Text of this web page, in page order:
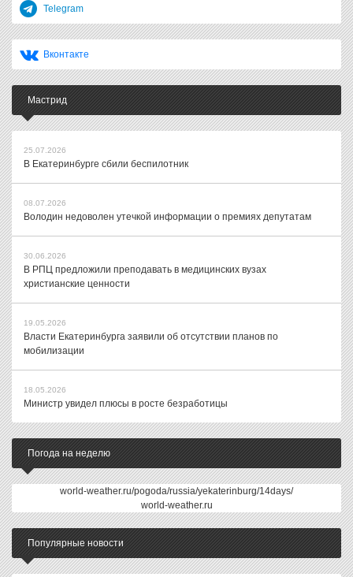
Telegram
Вконтакте
Мастрид
25.07.2026
В Екатеринбурге сбили беспилотник
08.07.2026
Володин недоволен утечкой информации о премиях депутатам
30.06.2026
В РПЦ предложили преподавать в медицинских вузах
христианские ценности
19.05.2026
Власти Екатеринбурга заявили об отсутствии планов по
мобилизации
18.05.2026
Министр увидел плюсы в росте безработицы
Погода на неделю
world-weather.ru/pogoda/russia/yekaterinburg/14days/
world-weather.ru
Популярные новости